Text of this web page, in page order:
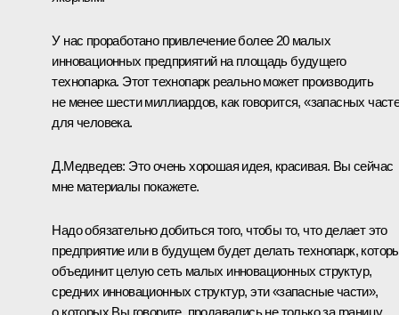
У нас проработано привлечение более 20 малых
инновационных предприятий на площадь будущего
технопарка. Этот технопарк реально может производить
не менее шести миллиардов, как говорится, «запасных
для человека.
Д.Медведев: Это очень хорошая идея, красивая. Вы сейчас
мне материалы покажете.
Надо обязательно добиться того, чтобы то, что делает это
предприятие или в будущем будет делать технопарк,
объединит целую сеть малых инновационных структур,
средних инновационных структур, эти «запасные части»,
о которых Вы говорите, продавались не только за границу,